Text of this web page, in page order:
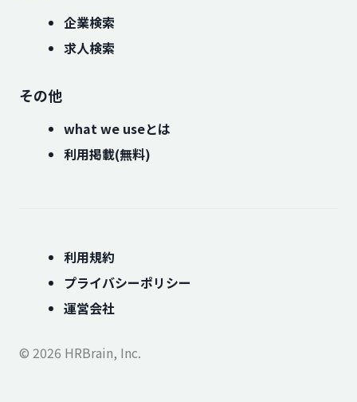
企業検索
求人検索
その他
what we useとは
利用掲載(無料)
利用規約
プライバシーポリシー
運営会社
© 2026 HRBrain, Inc.